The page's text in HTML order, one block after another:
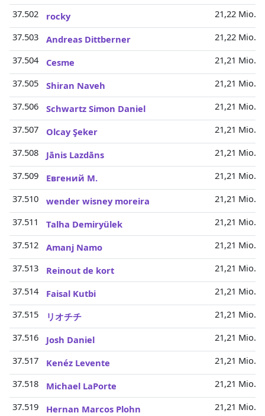
37.502
rocky
21,22 Mio.
37.503
Andreas Dittberner
21,22 Mio.
37.504
Cesme
21,21 Mio.
37.505
Shiran Naveh
21,21 Mio.
37.506
Schwartz Simon Daniel
21,21 Mio.
37.507
Olcay Şeker
21,21 Mio.
37.508
Jānis Lazdāns
21,21 Mio.
37.509
Евгений М.
21,21 Mio.
37.510
wender wisney moreira
21,21 Mio.
37.511
Talha Demiryülek
21,21 Mio.
37.512
Amanj Namo
21,21 Mio.
37.513
Reinout de kort
21,21 Mio.
37.514
Faisal Kutbi
21,21 Mio.
37.515
リオチチ
21,21 Mio.
37.516
Josh Daniel
21,21 Mio.
37.517
Kenéz Levente
21,21 Mio.
37.518
Michael LaPorte
21,21 Mio.
37.519
Hernan Marcos Plohn
21,21 Mio.